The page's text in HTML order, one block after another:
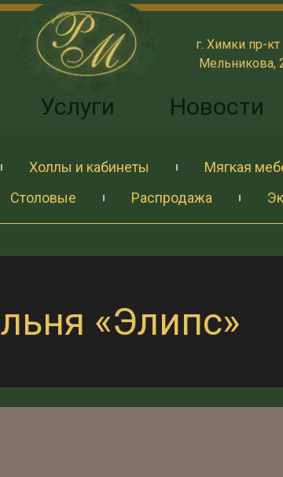
Услуги Новости
г. Химки пр-кт
Мельникова,
Холлы и кабинеты Мягкая
Столовые Распродажа
«Элипс»